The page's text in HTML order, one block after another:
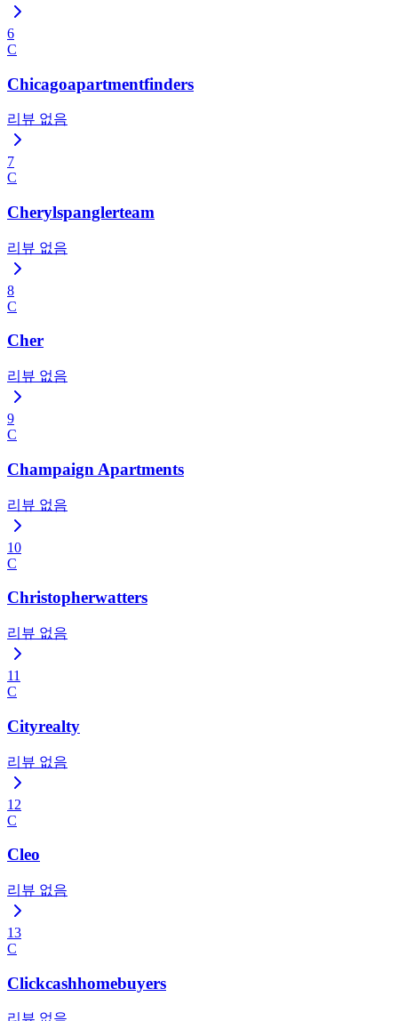
6
C
Chicagoapartmentfinders
리뷰 없음
7
C
Cherylspanglerteam
리뷰 없음
8
C
Cher
리뷰 없음
9
C
Champaign Apartments
리뷰 없음
10
C
Christopherwatters
리뷰 없음
11
C
Cityrealty
리뷰 없음
12
C
Cleo
리뷰 없음
13
C
Clickcashhomebuyers